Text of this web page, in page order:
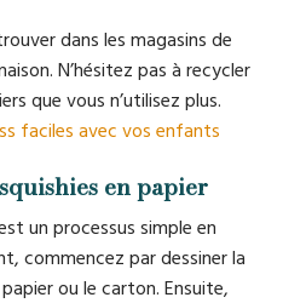
dans les magasins de
N’hésitez pas à recycler
que vous n’utilisez plus.
faciles avec vos enfants
en papier
un processus simple en
commencez par dessiner la
ou le carton. Ensuite,